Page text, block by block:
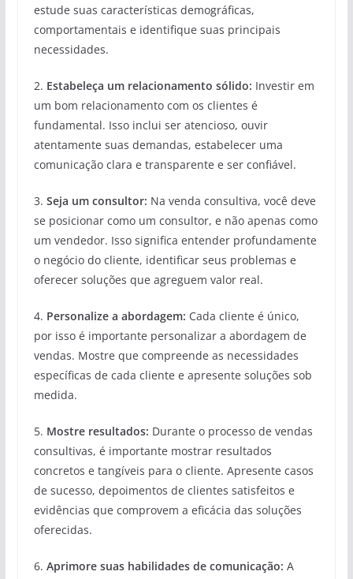
estude suas características demográficas,
comportamentais e identifique suas principais
necessidades.
2. Estabeleça um relacionamento sólido: Investir em
um bom relacionamento com os clientes é
fundamental. Isso inclui ser atencioso, ouvir
atentamente suas demandas, estabelecer uma
comunicação clara e transparente e ser confiável.
3. Seja um consultor: Na venda consultiva, você deve
se posicionar como um consultor, e não apenas como
um vendedor. Isso significa entender profundamente
o negócio do cliente, identificar seus problemas e
oferecer soluções que agreguem valor real.
4. Personalize a abordagem: Cada cliente é único,
por isso é importante personalizar a abordagem de
vendas. Mostre que compreende as necessidades
específicas de cada cliente e apresente soluções sob
medida.
5. Mostre resultados: Durante o processo de vendas
consultivas, é importante mostrar resultados
concretos e tangíveis para o cliente. Apresente casos
de sucesso, depoimentos de clientes satisfeitos e
evidências que comprovem a eficácia das soluções
oferecidas.
6. Aprimore suas habilidades de comunicação: A